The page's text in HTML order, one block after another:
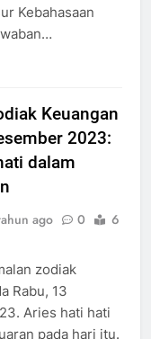
Kebahasaan
Keuangan
2023:
dalam
ago 0
6
zodiak
Rabu, 13
Aries hati hati
pada hari itu.